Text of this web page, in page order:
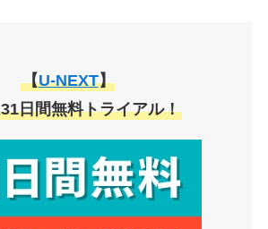
【U-NEXT】
日間無料トライアル！